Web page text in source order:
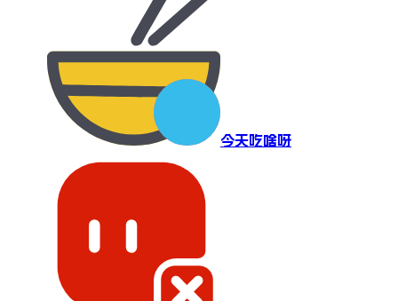
今天吃啥呀